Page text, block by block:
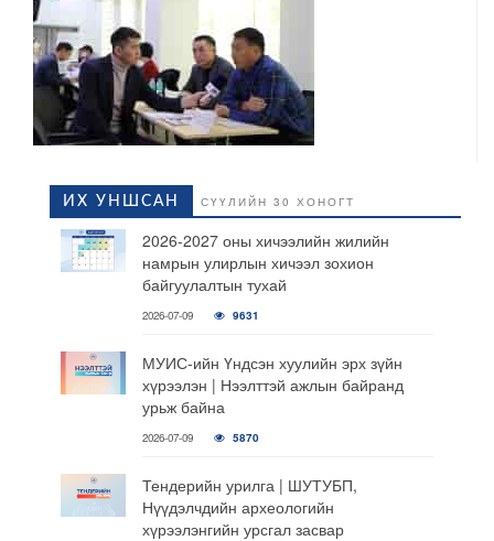
ИХ УНШСАН СҮҮЛИЙН 30 ХОНОГТ
2026-2027 оны хичээлийн жилийн
намрын улирлын хичээл зохион
байгуулалтын тухай
2026-07-09 9631
МУИС-ийн Үндсэн хуулийн эрх зүйн
хүрээлэн | Нээлттэй ажлын байранд
урьж байна
2026-07-09 5870
Тендерийн урилга | ШУТУБП,
Нүүдэлчдийн археологийн
хүрээлэнгийн урсгал засвар